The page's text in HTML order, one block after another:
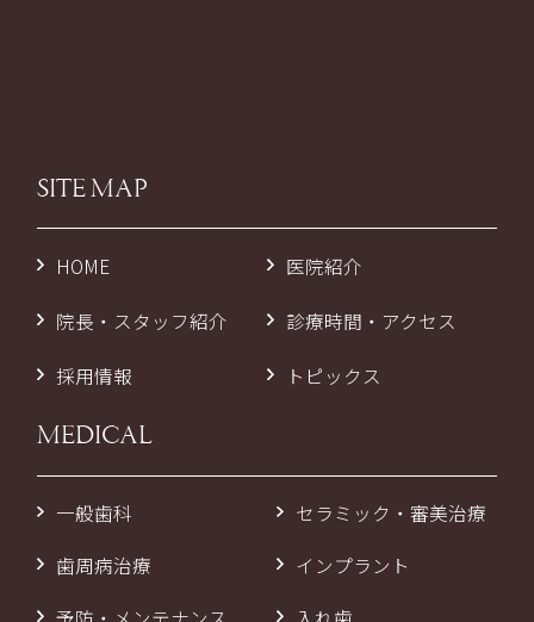
SITE MAP
HOME 医院紹介
院長・スタッフ紹介 診療時間・アクセス
採用情報 トピックス
MEDICAL
一般歯科
歯周病治療
セラミック・審美治療
インプラント